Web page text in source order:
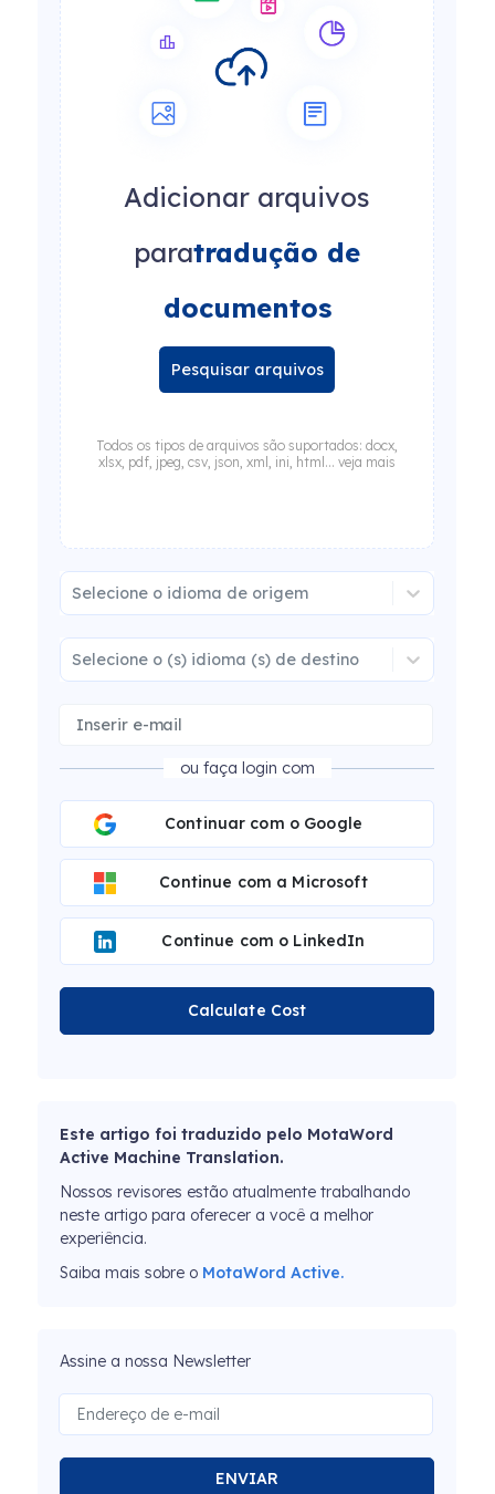
Adicionar arquivos
paratradução de
documentos
Pesquisar arquivos
Todos os tipos de arquivos são suportados: docx,
xlsx, pdf, jpeg, csv, json, xml, ini, html... veja mais
Selecione o idioma de origem
Selecione o (s) idioma (s) de destino
ou faça login com
Continuar com o Google
Continue com a Microsoft
Continue com o LinkedIn
Calculate Cost
Este artigo foi traduzido pelo MotaWord
Active Machine Translation.
Nossos revisores estão atualmente trabalhando
neste artigo para oferecer a você a melhor
experiência.
Saiba mais sobre o MotaWord Active.
Assine a nossa Newsletter
ENVIAR